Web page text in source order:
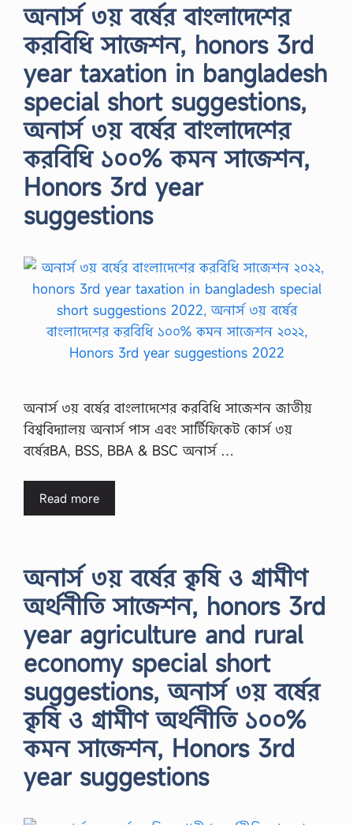
অনার্স ৩য় বর্ষের বাংলাদেশের
করবিধি সাজেশন, honors 3rd
year taxation in bangladesh
special short suggestions,
অনার্স ৩য় বর্ষের বাংলাদেশের
করবিধি ১০০% কমন সাজেশন,
Honors 3rd year
suggestions
অনার্স ৩য় বর্ষের বাংলাদেশের করবিধি সাজেশন জাতীয়
বিশ্ববিদ্যালয় অনার্স পাস এবং সার্টিফিকেট কোর্স ৩য়
বর্ষেরBA, BSS, BBA & BSC অনার্স …
Read more
অনার্স ৩য় বর্ষের কৃষি ও গ্রামীণ
অর্থনীতি সাজেশন, honors 3rd
year agriculture and rural
economy special short
suggestions, অনার্স ৩য় বর্ষের
কৃষি ও গ্রামীণ অর্থনীতি ১০০%
কমন সাজেশন, Honors 3rd
year suggestions